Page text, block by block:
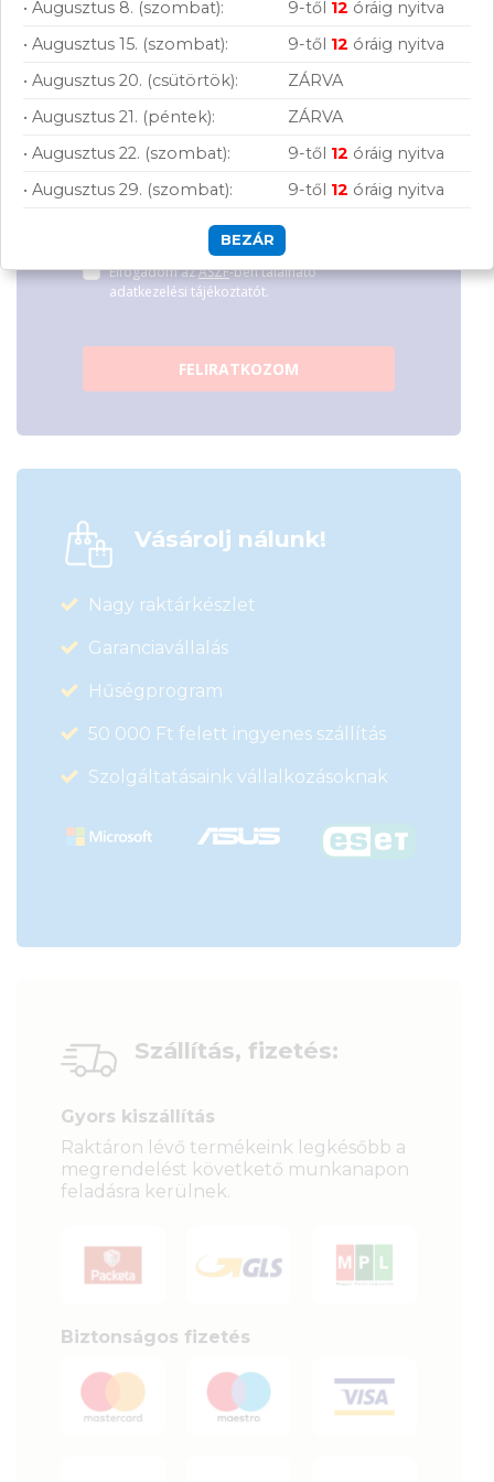
hírleveles közösségünkhöz, és hozd ki a
maximumot a tech-világ lehetőségeiből!
Hírlevelünkről bármikor leiratkozhatsz.
Elfogadom azÁSZF-ben található
adatkezelési tájékoztatót.
FELIRATKOZOM
Vásárolj nálunk!
Nagy raktárkészlet
Garanciavállalás
Hűségprogram
50 000 Ft felett ingyenes szállítás
Szolgáltatásaink vállalkozásoknak
Szállítás, fizetés:
Gyors kiszállítás
Raktáron lévő termékeink legkésőbb a
megrendelést követkető munkanapon
feladásra kerülnek.
Biztonságos fizetés
• Augusztus 8. (szombat): 9-től 12 óráig nyitva
• Augusztus 15. (szombat):
9-től 12 óráig nyitva
• Augusztus 20. (csütörtök):
ZÁRVA
• Augusztus 21. (péntek):
ZÁRVA
• Augusztus 22. (szombat):
9-től 12 óráig nyitva
• Augusztus 29. (szombat):
9-től 12 óráig nyitva
BEZÁR